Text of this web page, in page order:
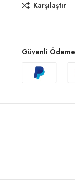
Karşılaştır
Güvenli Ödeme